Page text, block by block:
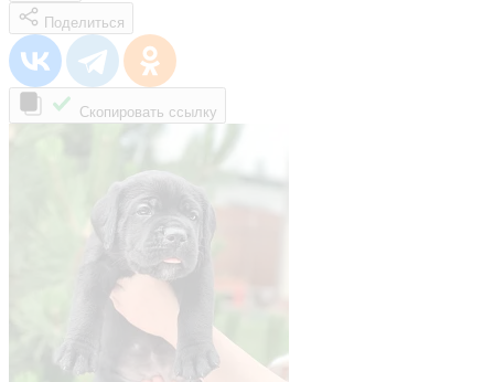
Поделиться
Скопировать ссылку